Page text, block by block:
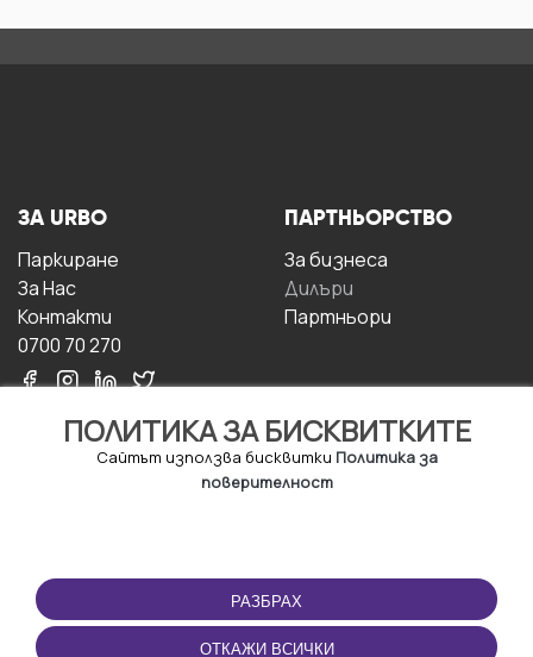
ПОЛИТИКА ЗА БИСКВИТКИТЕ
Сайтът използва бисквитки Политика за
поверителност
РАЗБРАХ
ОТКАЖИ ВСИЧКИ
ЗА URBO
Паркиране
За Hас
Контакти
0700 70 270
ПАРТНЬОРСТВО
За бизнесa
Дилъри
Партньори
ПОЛЗВАНЕ
Правила и условия за
ползване
ПРИЛОЖЕНИЕТО